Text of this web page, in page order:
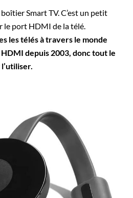
Smart TV. C’est un petit
le port HDMI de la télé.
les télés à travers le monde
depuis 2003, donc tout le